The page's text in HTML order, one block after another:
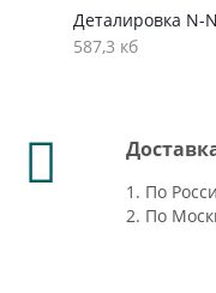
Деталировка N-
587,3 кб
1. По
2. По